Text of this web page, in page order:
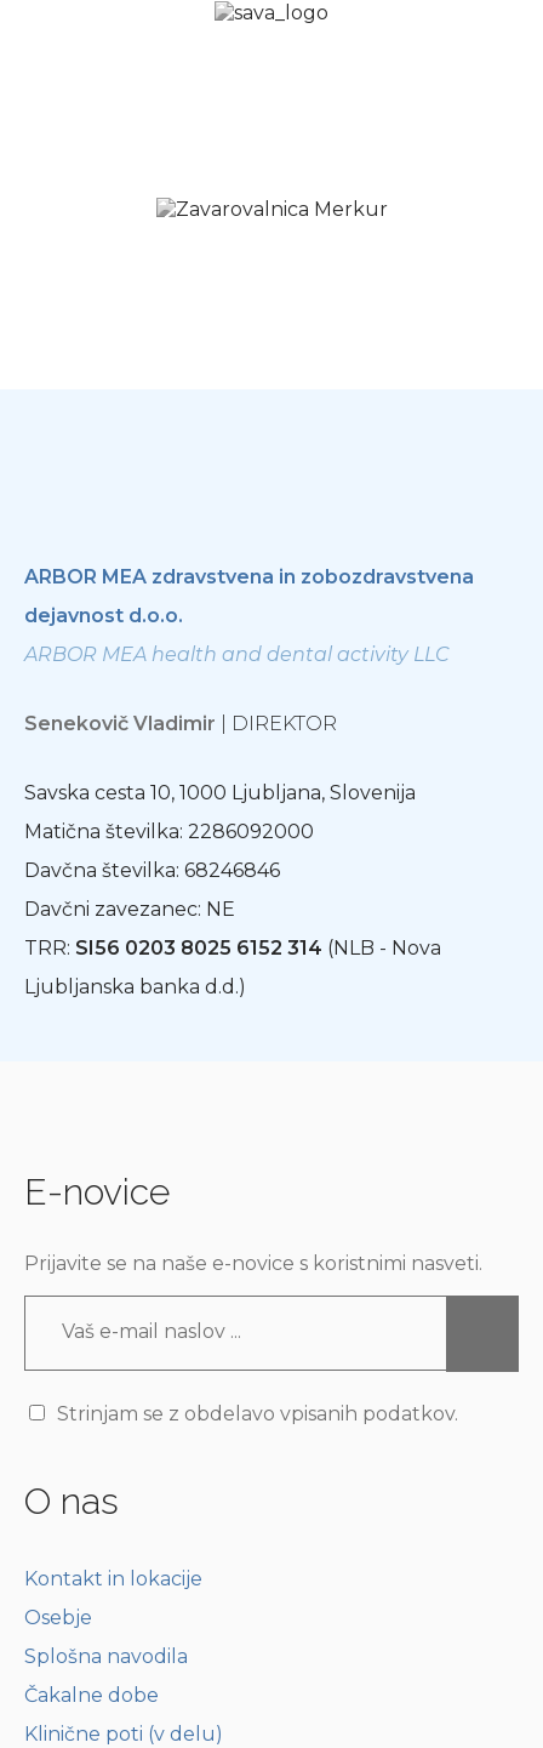
ARBOR MEA zdravstvena in zobozdravstvena
dejavnost d.o.o.
ARBOR MEA health and dental activity LLC
Senekovič Vladimir | DIREKTOR
Savska cesta 10, 1000 Ljubljana, Slovenija
Matična številka: 2286092000
Davčna številka: 68246846
Davčni zavezanec: NE
TRR: SI56 0203 8025 6152 314 (NLB - Nova
Ljubljanska banka d.d.)
E-novice
Prijavite se na naše e-novice s koristnimi nasveti.
Strinjam se z obdelavo vpisanih podatkov.
O nas
Kontakt in lokacije
Osebje
Splošna navodila
Čakalne dobe
Klinične poti (v delu)